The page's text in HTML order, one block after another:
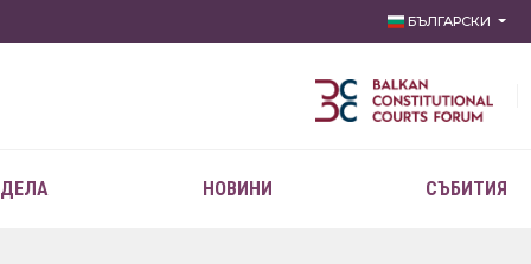
БЪЛГАРСКИ
НОВИНИ СЪБИТИЯ